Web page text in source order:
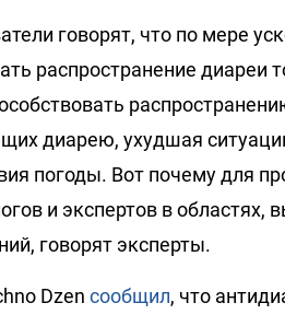
говорят, что по мере
распространение диареи
диарею, ухудшая
погоды. Вот почему для
и экспертов в
говорят эксперты.
Dzen сообщил, что